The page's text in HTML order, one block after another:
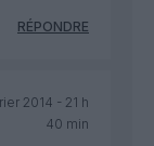
RÉPONDRE
2014 - 21 h
40 min